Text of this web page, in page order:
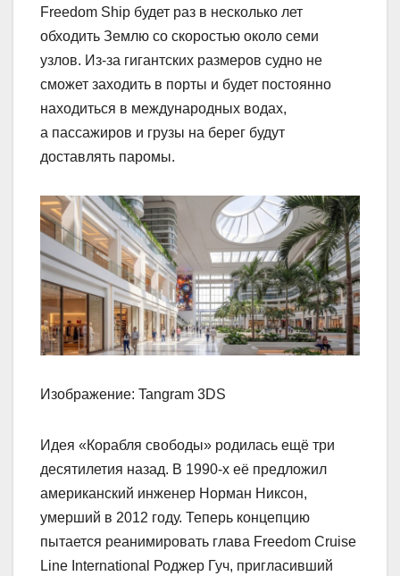
Freedom Ship будет раз в несколько лет
обходить Землю со скоростью около семи
узлов. Из‑за гигантских размеров судно не
сможет заходить в порты и будет постоянно
находиться в международных водах,
а пассажиров и грузы на берег будут
доставлять паромы.
Изображение: Tangram 3DS
Идея «Корабля свободы» родилась ещё три
десятилетия назад. В 1990‑х её предложил
американский инженер Норман Никсон,
умерший в 2012 году. Теперь концепцию
пытается реанимировать глава Freedom Cruise
Line International Роджер Гуч, пригласивший